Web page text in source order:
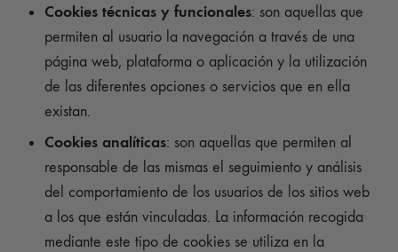
Cookies técnicas y funcionales: son aquellas que
permiten al usuario la navegación a través de una
página web, plataforma o aplicación y la utilización
de las diferentes opciones o servicios que en ella
existan.
Cookies analíticas: son aquellas que permiten al
responsable de las mismas el seguimiento y análisis
del comportamiento de los usuarios de los sitios web
a los que están vinculadas. La información recogida
mediante este tipo de cookies se utiliza en la